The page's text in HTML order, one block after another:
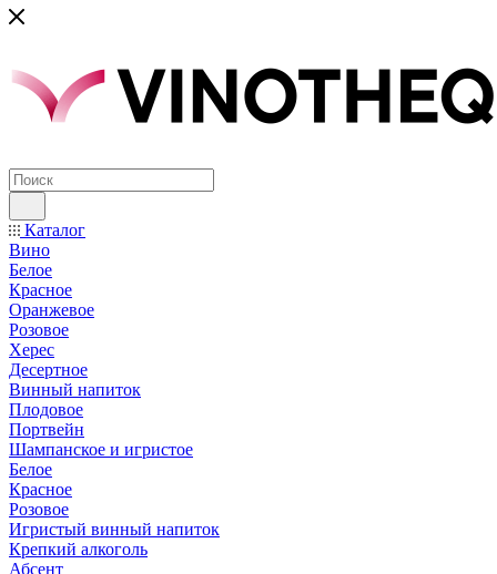
Каталог
Вино
Белое
Красное
Оранжевое
Розовое
Херес
Десертное
Винный напиток
Плодовое
Портвейн
Шампанское и игристое
Белое
Красное
Розовое
Игристый винный напиток
Крепкий алкоголь
Абсент